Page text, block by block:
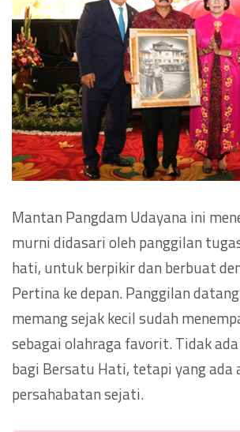
Mantan Pangdam Udayana ini
murni didasari oleh panggilan
hati, untuk berpikir dan berbuat
Pertina ke depan. Panggilan
memang sejak kecil sudah
sebagai olahraga favorit. Tidak
bagi Bersatu Hati, tetapi yang ada
persahabatan sejati.